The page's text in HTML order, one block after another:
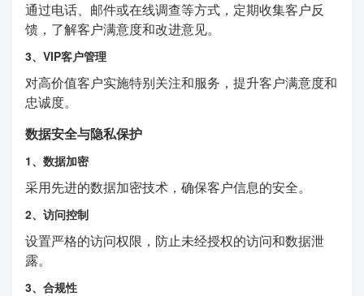
通过电话、邮件或在线调查等方式，定期收集客户反
馈，了解客户满意度和改进意见。
3、VIP客户管理
对高价值客户实施特别关注和服务，提升客户满意度和
忠诚度。
数据安全与隐私保护
1、数据加密
采用先进的数据加密技术，确保客户信息的安全。
2、访问控制
设置严格的访问权限，防止未经授权的访问和数据泄
露。
3、合规性